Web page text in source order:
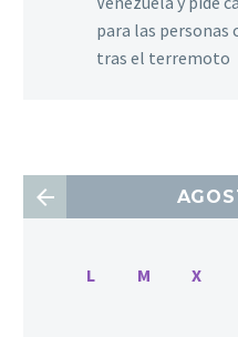
para las personas
tras el terremoto
L M X